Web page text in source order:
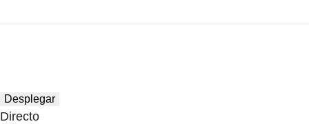
Desplegar
Directo